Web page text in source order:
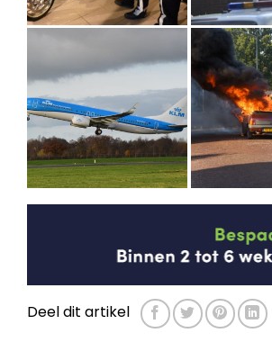
Deel dit artikel